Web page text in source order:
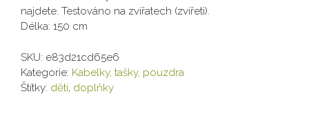
najdete. Testováno na zvířatech (zvířeti).
Délka: 150 cm
SKU: e83d21cd65e6
Kategorie: Kabelky, tašky, pouzdra
Štítky: děti, doplňky